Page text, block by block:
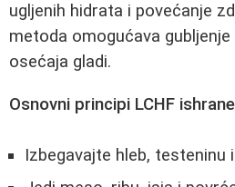
ugljenih hidrata i povećanje
metoda omogućava
osećaja gladi.
Osnovni principi LCHF
Izbegavajte hleb, testeninu